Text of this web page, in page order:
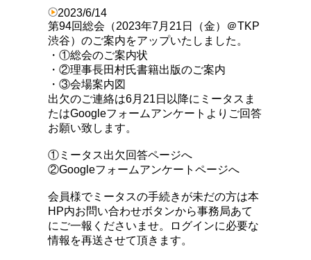
2023/6/14
第94回総会（2023年7月21日（金）＠TKP
渋谷）のご案内をアップいたしました。
・①総会のご案内状
・②理事長田村氏書籍出版のご案内
・③会場案内図
出欠のご連絡は6月21日以降にミータスま
たはGoogleフォームアンケートよりご回答
お願い致します。
①ミータス出欠回答ページへ
②Googleフォームアンケートページへ
会員様でミータスの手続きが未だの方は本
HP内お問い合わせボタンから事務局あて
にご一報くださいませ。ログインに必要な
情報を再送させて頂きます。